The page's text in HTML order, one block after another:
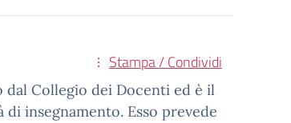
Stampa / Condividi
Collegio dei Docenti ed è il
insegnamento. Esso prevede